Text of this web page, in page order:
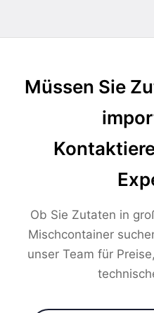
Müssen Sie
Ob Sie Zutaten in
Mischcontainer
unser Team für